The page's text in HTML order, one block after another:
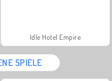
Idle Hotel Empire
SPIELE